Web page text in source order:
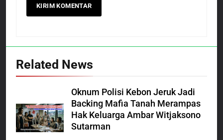
Related News
Oknum Polisi Kebon Jeruk Jadi
Backing Mafia Tanah Merampas
Hak Keluarga Ambar Witjaksono
Sutarman